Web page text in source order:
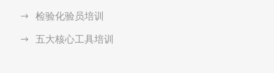
检验化验员培训
五大核心工具培训